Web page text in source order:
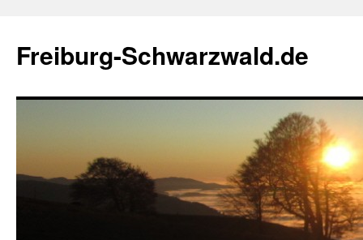
springen
Freiburg-Schwarzwald.de